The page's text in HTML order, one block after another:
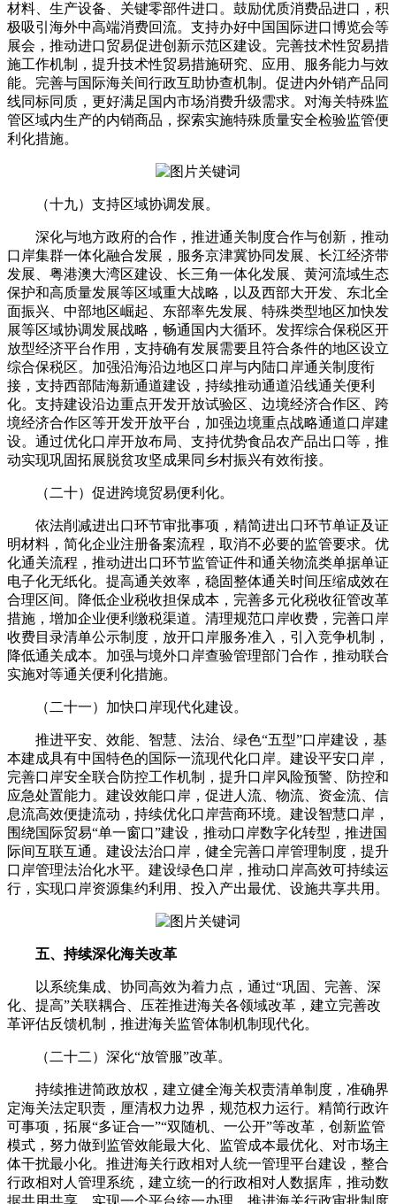
材料、生产设备、关键零部件进口。鼓励优质消费品进口，积
极吸引海外中高端消费回流。支持办好中国国际进口博览会等
展会，推动进口贸易促进创新示范区建设。完善技术性贸易措
施工作机制，提升技术性贸易措施研究、应用、服务能力与效
能。完善与国际海关间行政互助协查机制。促进内外销产品同
线同标同质，更好满足国内市场消费升级需求。对海关特殊监
管区域内生产的内销商品，探索实施特殊质量安全检验监管便
利化措施。
（十九）支持区域协调发展。
深化与地方政府的合作，推进通关制度合作与创新，推动
口岸集群一体化融合发展，服务京津冀协同发展、长江经济带
发展、粤港澳大湾区建设、长三角一体化发展、黄河流域生态
保护和高质量发展等区域重大战略，以及西部大开发、东北全
面振兴、中部地区崛起、东部率先发展、特殊类型地区加快发
展等区域协调发展战略，畅通国内大循环。发挥综合保税区开
放型经济平台作用，支持确有发展需要且符合条件的地区设立
综合保税区。加强沿海沿边地区口岸与内陆口岸通关制度衔
接，支持西部陆海新通道建设，持续推动通道沿线通关便利
化。支持建设沿边重点开发开放试验区、边境经济合作区、跨
境经济合作区等开发开放平台，加强边境重点战略通道口岸建
设。通过优化口岸开放布局、支持优势食品农产品出口等，推
动实现巩固拓展脱贫攻坚成果同乡村振兴有效衔接。
（二十）促进跨境贸易便利化。
依法削减进出口环节审批事项，精简进出口环节单证及证
明材料，简化企业注册备案流程，取消不必要的监管要求。优
化通关流程，推动进出口环节监管证件和通关物流类单据单证
电子化无纸化。提高通关效率，稳固整体通关时间压缩成效在
合理区间。降低企业税收担保成本，完善多元化税收征管改革
措施，增加企业便利缴税渠道。清理规范口岸收费，完善口岸
收费目录清单公示制度，放开口岸服务准入，引入竞争机制，
降低通关成本。加强与境外口岸查验管理部门合作，推动联合
实施对等通关便利化措施。
（二十一）加快口岸现代化建设。
推进平安、效能、智慧、法治、绿色“五型”口岸建设，基
本建成具有中国特色的国际一流现代化口岸。建设平安口岸，
完善口岸安全联合防控工作机制，提升口岸风险预警、防控和
应急处置能力。建设效能口岸，促进人流、物流、资金流、信
息流高效便捷流动，持续优化口岸营商环境。建设智慧口岸，
围绕国际贸易“单一窗口”建设，推动口岸数字化转型，推进国
际间互联互通。建设法治口岸，健全完善口岸管理制度，提升
口岸管理法治化水平。建设绿色口岸，推动口岸高效可持续运
行，实现口岸资源集约利用、投入产出最优、设施共享共用。
五、持续深化海关改革
以系统集成、协同高效为着力点，通过“巩固、完善、深
化、提高”关联耦合、压茬推进海关各领域改革，建立完善改
革评估反馈机制，推进海关监管体制机制现代化。
（二十二）深化“放管服”改革。
持续推进简政放权，建立健全海关权责清单制度，准确界
定海关法定职责，厘清权力边界，规范权力运行。精简行政许
可事项，拓展“多证合一”“双随机、一公开”等改革，创新监管
模式，努力做到监管效能最大化、监管成本最优化、对市场主
体干扰最小化。推进海关行政相对人统一管理平台建设，整合
行政相对人管理系统，建立统一的行政相对人数据库，推动数